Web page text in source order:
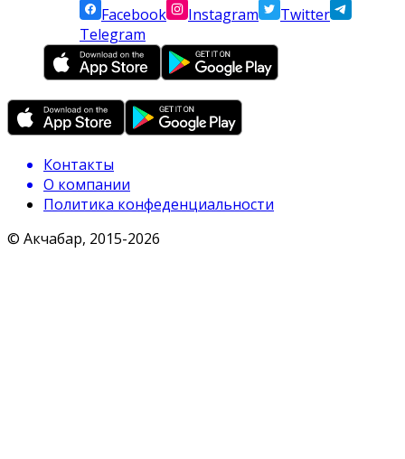
Facebook
Instagram
Twitter
Telegram
Контакты
О компании
Политика конфеденциальности
© Акчабар, 2015-2026